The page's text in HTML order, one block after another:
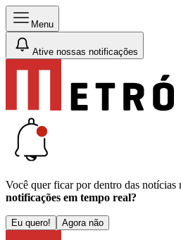
Menu
Ative nossas notificações
Você quer ficar por dentro das notícias
notificações em tempo real?
Eu quero! Agora não